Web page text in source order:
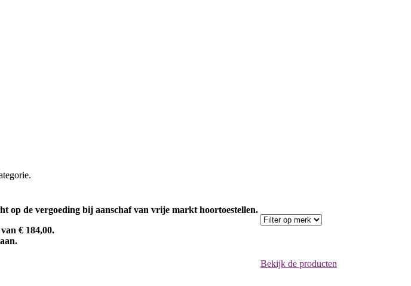
op de vergoeding bij aanschaf van vrije markt hoortoestellen.
€ 184,00.
Bekijk de producten